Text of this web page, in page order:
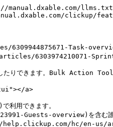
clickup/
6309944875671-Task-
6303974210071-Sprints-
たりできます。Bulk Action
a>
用できます。
overview)を含む誰もが